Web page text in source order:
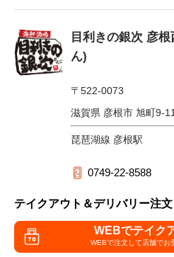
目利きの銀次 彦
ん)
〒522-0073
滋賀県 彦根市 旭町9-
琵琶湖線 彦根駅
0749-22-8588
テイクアウト＆デリバリー注文
WEBでテイク
WEBで注文して店舗でお